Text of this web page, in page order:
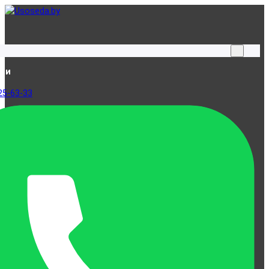
63-33